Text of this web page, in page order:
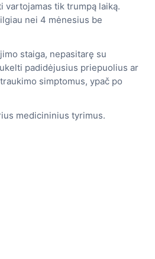
vartojamas tik trumpą laiką.
nei 4 mėnesius be
staiga, nepasitarę su
padidėjusius priepuolius ar
simptomus, ypač po
medicininius tyrimus.